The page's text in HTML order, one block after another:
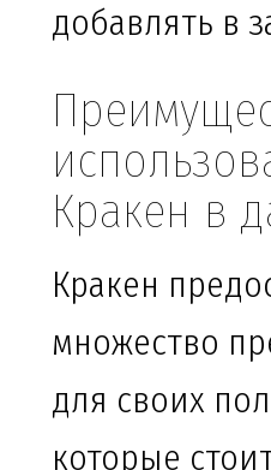
добавлять в
Кракен в
Кракен
множество
для своих
которые